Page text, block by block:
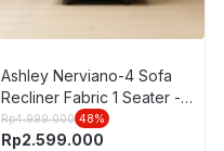
Ashley Nerviano-4 Sofa
Recliner Fabric 1 Seater -
Abu-Abu
Rp4.999.000 48%
Rp2.599.000